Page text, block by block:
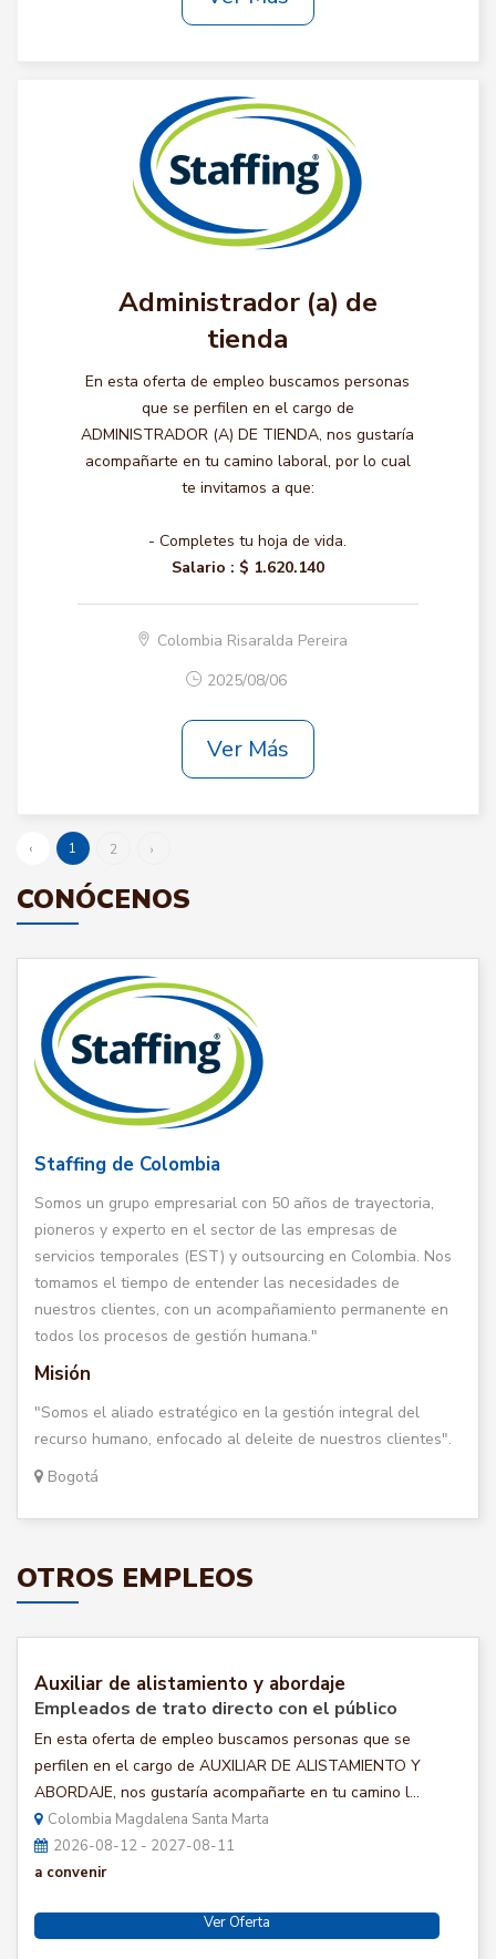
Administrador (a) de
tienda
En esta oferta de empleo buscamos personas
que se perfilen en el cargo de
ADMINISTRADOR (A) DE TIENDA, nos gustaría
acompañarte en tu camino laboral, por lo cual
te invitamos a que:
- Completes tu hoja de vida.
Salario : $ 1.620.140
Colombia Risaralda Pereira
2025/08/06
Ver Más
‹ 1 2 ›
CONÓCENOS
Staffing de Colombia
Somos un grupo empresarial con 50 años de trayectoria,
pioneros y experto en el sector de las empresas de
servicios temporales (EST) y outsourcing en Colombia. Nos
tomamos el tiempo de entender las necesidades de
nuestros clientes, con un acompañamiento permanente en
todos los procesos de gestión humana."
Misión
"Somos el aliado estratégico en la gestión integral del
recurso humano, enfocado al deleite de nuestros clientes".
Bogotá
OTROS EMPLEOS
Auxiliar de alistamiento y abordaje
Empleados de trato directo con el público
En esta oferta de empleo buscamos personas que se
perfilen en el cargo de AUXILIAR DE ALISTAMIENTO Y
ABORDAJE, nos gustaría acompañarte en tu camino l...
Colombia Magdalena Santa Marta
2026-08-12 - 2027-08-11
a convenir
Ver Oferta